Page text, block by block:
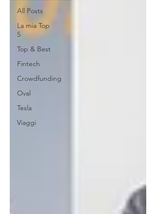
All Posts
La mia Top
5
Top & Best
Fintech
Crowdfunding
Oval
Tesla
Viaggi